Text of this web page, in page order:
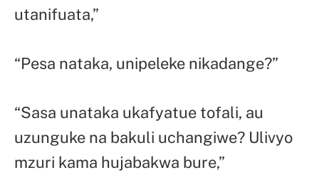
utanifuata,”
“Pesa nataka, unipeleke nikadange?”
“Sasa unataka ukafyatue tofali, au
uzunguke na bakuli uchangiwe? Ulivyo
mzuri kama hujabakwa bure,”